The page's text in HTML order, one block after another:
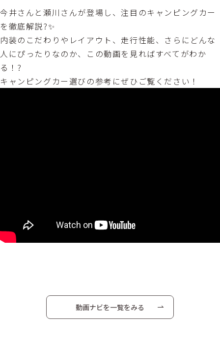
今井さんと瀬川さんが登場し、注目のキャンピングカー
を徹底解説?✨
内装のこだわりやレイアウト、走行性能、さらにどんな
人にぴったりなのか、この動画を見ればすべてがわか
る！?
キャンピングカー選びの参考にぜひご覧ください！
動画ナビを一覧をみる